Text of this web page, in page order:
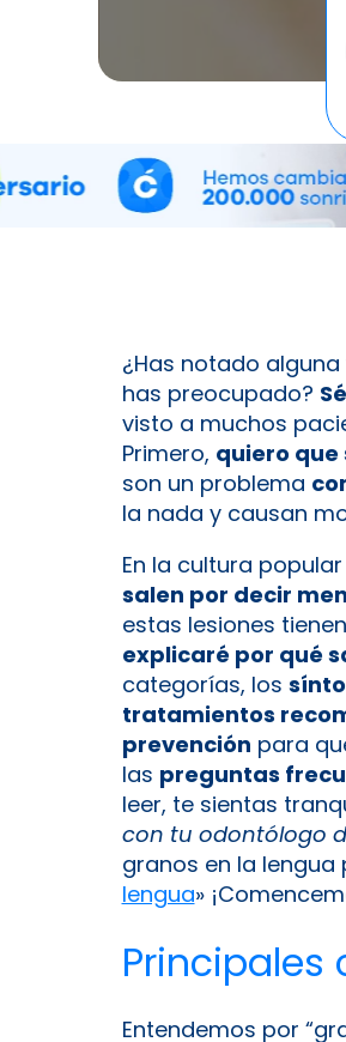
¿Has notado
has preocupado?
visto a muchos
Primero, quiero que
son un problema
la nada y causan
En la cultura
salen por decir
estas lesiones
explicaré por qué
categorías, los
tratamientos
prevención para
las preguntas
leer, te sientas
con tu odontólogo
granos en la lengua
lengua»
Principales
Entendemos por